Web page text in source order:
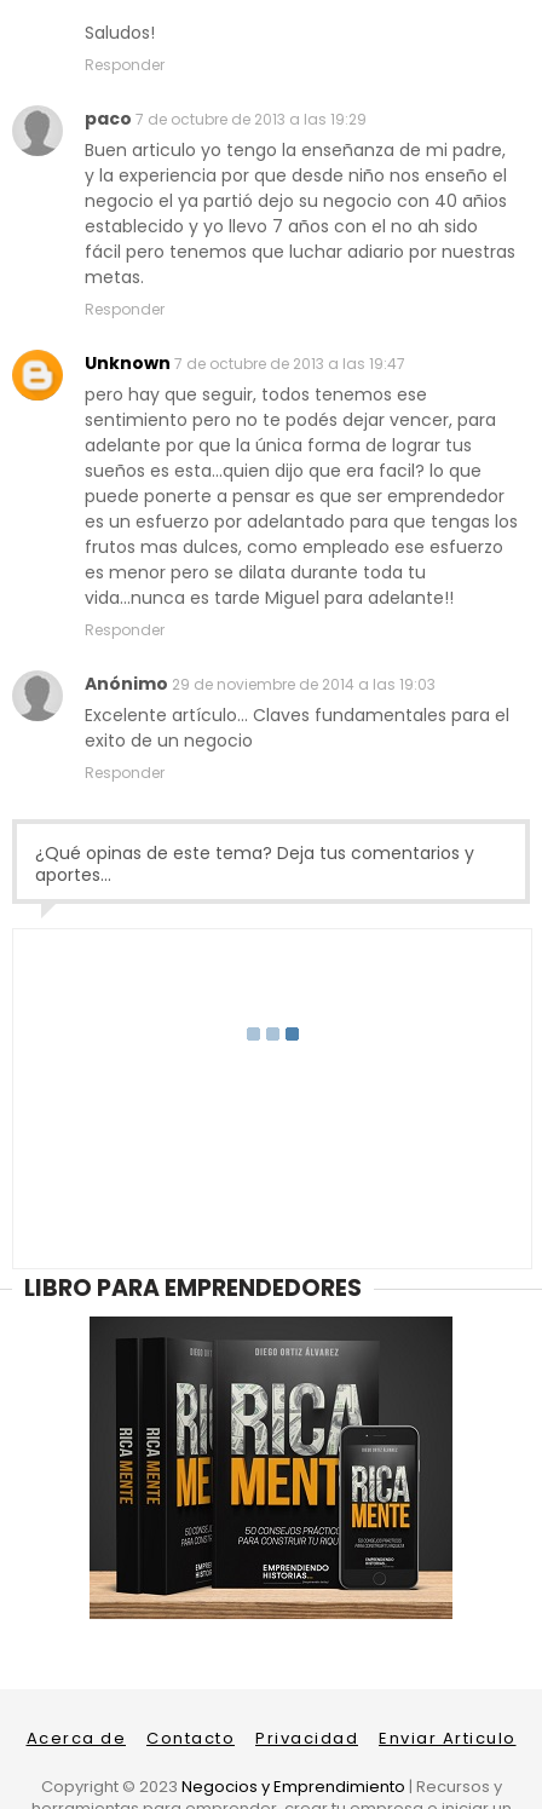
Saludos!
Responder
paco 7 de octubre de 2013 a las 19:29
Buen articulo yo tengo la enseñanza de mi padre,
y la experiencia por que desde niño nos enseño el
negocio el ya partió dejo su negocio con 40 añios
establecido y yo llevo 7 años con el no ah sido
fácil pero tenemos que luchar adiario por nuestras
metas.
Responder
Unknown 7 de octubre de 2013 a las 19:47
pero hay que seguir, todos tenemos ese
sentimiento pero no te podés dejar vencer, para
adelante por que la única forma de lograr tus
sueños es esta...quien dijo que era facil? lo que
puede ponerte a pensar es que ser emprendedor
es un esfuerzo por adelantado para que tengas los
frutos mas dulces, como empleado ese esfuerzo
es menor pero se dilata durante toda tu
vida...nunca es tarde Miguel para adelante!!
Responder
Anónimo 29 de noviembre de 2014 a las 19:03
Excelente artículo... Claves fundamentales para el
exito de un negocio
Responder
¿Qué opinas de este tema? Deja tus comentarios y
aportes...
LIBRO PARA EMPRENDEDORES
Acerca de Contacto Privacidad Enviar Articulo
Copyright © 2023 Negocios y Emprendimiento | Recursos y